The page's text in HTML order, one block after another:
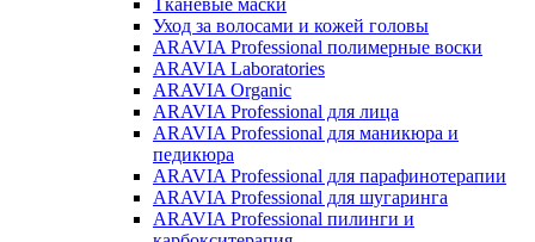
Тканевые маски
Уход за волосами и кожей головы
ARAVIA Professional полимерные воски
ARAVIA Laboratories
ARAVIA Organic
ARAVIA Professional для лица
ARAVIA Professional для маникюра и
педикюра
ARAVIA Professional для парафинотерапии
ARAVIA Professional для шугаринга
ARAVIA Professional пилинги и